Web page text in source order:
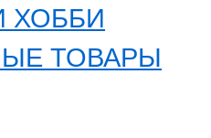
ХОББИ
ТОВАРЫ